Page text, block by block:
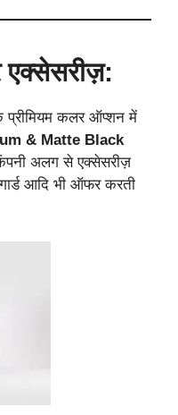
प्रीमियम कलर ऑप्शन में
& Matte Black
अलग से एक्सेसरीज़
आदि भी ऑफर करती